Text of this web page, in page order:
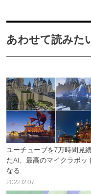
あわせて読みた
ユーチューブを7万時間見
たAI、最高のマイクラボッ
なる
2022.12.07